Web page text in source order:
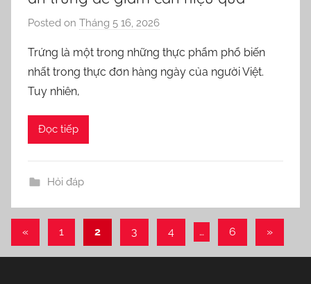
Posted on Tháng 5 16, 2026
o
r
Trứng là một trong những thực phẩm phổ biến
nhất trong thực đơn hàng ngày của người Việt.
Tuy nhiên,
Đọc tiếp
Hỏi đáp
Phân
« Previous
1 2 3 4 … 6
Next
»